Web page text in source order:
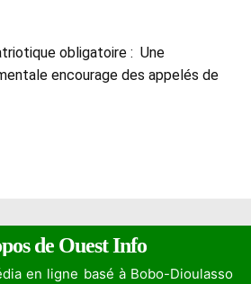
obligatoire : Une
encourage des appelés de
de Ouest Info
en ligne basé à Bobo-Dioulasso